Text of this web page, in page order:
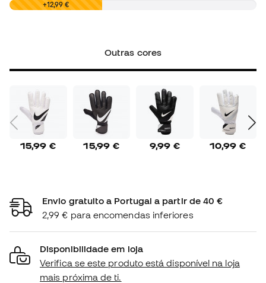
0,00 € +12,99 €
Outras cores
15,99 € 15,99 € 9,99 € 10,99 €
Envio gratuito a Portugal a partir de 40 €
2,99 € para encomendas inferiores
Disponibilidade em loja
Verifica se este produto está disponível na loja
mais próxima de ti.